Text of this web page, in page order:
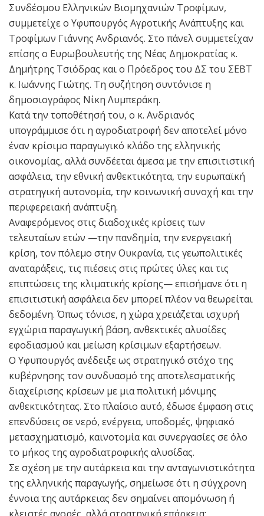
Συνδέσμου Ελληνικών Βιομηχανιών Τροφίμων,
συμμετείχε ο Υφυπουργός Αγροτικής Ανάπτυξης και
Τροφίμων Γιάννης Ανδριανός. Στο πάνελ συμμετείχαν
επίσης ο Ευρωβουλευτής της Νέας Δημοκρατίας κ.
Δημήτρης Τσιόδρας και ο Πρόεδρος του ΔΣ του ΣΕΒΤ
κ. Ιωάννης Γιώτης. Τη συζήτηση συντόνισε η
δημοσιογράφος Νίκη Λυμπεράκη.
Κατά την τοποθέτησή του, ο κ. Ανδριανός
υπογράμμισε ότι η αγροδιατροφή δεν αποτελεί μόνο
έναν κρίσιμο παραγωγικό κλάδο της ελληνικής
οικονομίας, αλλά συνδέεται άμεσα με την επισιτιστική
ασφάλεια, την εθνική ανθεκτικότητα, την ευρωπαϊκή
στρατηγική αυτονομία, την κοινωνική συνοχή και την
περιφερειακή ανάπτυξη.
Αναφερόμενος στις διαδοχικές κρίσεις των
τελευταίων ετών —την πανδημία, την ενεργειακή
κρίση, τον πόλεμο στην Ουκρανία, τις γεωπολιτικές
αναταράξεις, τις πιέσεις στις πρώτες ύλες και τις
επιπτώσεις της κλιματικής κρίσης— επισήμανε ότι η
επισιτιστική ασφάλεια δεν μπορεί πλέον να θεωρείται
δεδομένη. Όπως τόνισε, η χώρα χρειάζεται ισχυρή
εγχώρια παραγωγική βάση, ανθεκτικές αλυσίδες
εφοδιασμού και μείωση κρίσιμων εξαρτήσεων.
Ο Υφυπουργός ανέδειξε ως στρατηγικό στόχο της
κυβέρνησης τον συνδυασμό της αποτελεσματικής
διαχείρισης κρίσεων με μια πολιτική μόνιμης
ανθεκτικότητας. Στο πλαίσιο αυτό, έδωσε έμφαση στις
επενδύσεις σε νερό, ενέργεια, υποδομές, ψηφιακό
μετασχηματισμό, καινοτομία και συνεργασίες σε όλο
το μήκος της αγροδιατροφικής αλυσίδας.
Σε σχέση με την αυτάρκεια και την ανταγωνιστικότητα
της ελληνικής παραγωγής, σημείωσε ότι η σύγχρονη
έννοια της αυτάρκειας δεν σημαίνει απομόνωση ή
κλειστές αγορές, αλλά στρατηγική επάρκεια: